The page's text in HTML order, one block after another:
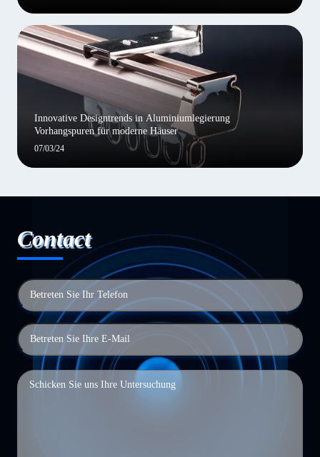
Innovative Designtrends in Aluminiumlegierung
Vorhangspuren für moderne Häuser
07/03/24
Contact